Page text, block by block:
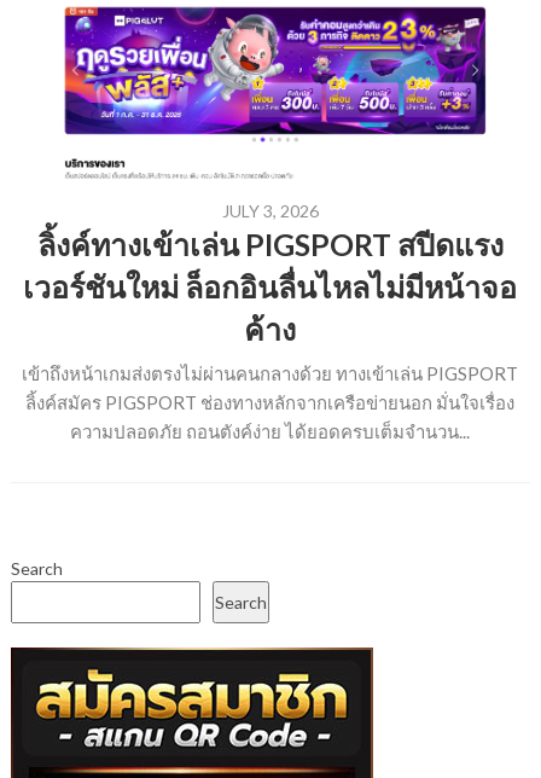
JULY 3, 2026
ลิ้งค์ทางเข้าเล่น PIGSPORT สปีดแรง
เวอร์ชันใหม่ ล็อกอินลื่นไหลไม่มีหน้าจอ
ค้าง
เข้าถึงหน้าเกมส่งตรงไม่ผ่านคนกลางด้วย ทางเข้าเล่น PIGSPORT
ลิ้งค์สมัคร PIGSPORT ช่องทางหลักจากเครือข่ายนอก มั่นใจเรื่อง
ความปลอดภัย ถอนตังค์ง่าย ได้ยอดครบเต็มจำนวน...
Search
Search